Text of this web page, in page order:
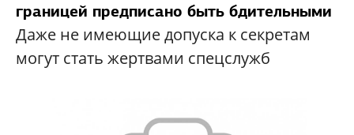
границей предписано быть бдительными
Даже не имеющие допуска к секретам
могут стать жертвами спецслужб